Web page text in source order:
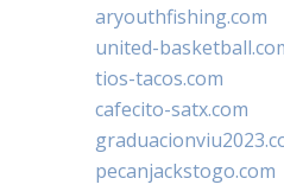
aryouthfishing.com
united-
tios-tacos.com
cafecito-satx.com
pecanjackstogo.com